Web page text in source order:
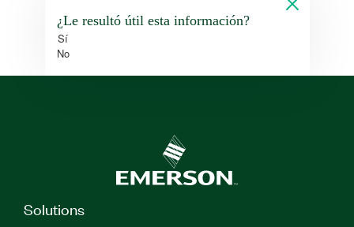
¿Le resultó útil esta información?
Sí
No
Solutions